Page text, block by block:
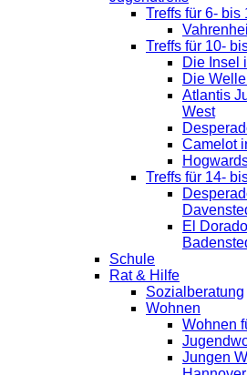
Treffs für 6- bis
Treffs für 10-
Die Insel
Die
Atlantis
West
Camelot
Treffs für 14-
El
Schule
Rat & Hilfe
Sozialberatung
Wohnen
Wohnen
Jungen